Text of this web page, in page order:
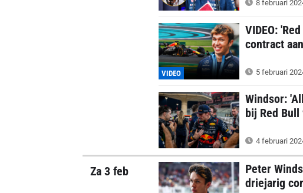
8 februari
VIDEO
VIDEO:
contract
5 februari
Windsor:
bij Red Bull
4 februari
Za 3 feb
Peter
driejarig